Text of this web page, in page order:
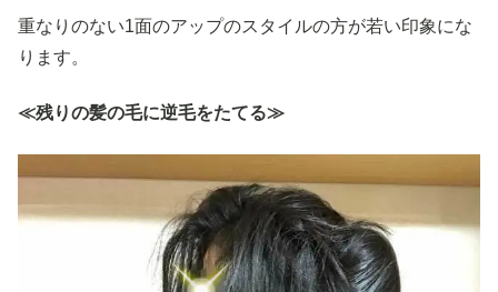
重なりのない1面のアップのスタイルの方が若い印象にな
ります。
≪残りの髪の毛に逆毛をたてる≫